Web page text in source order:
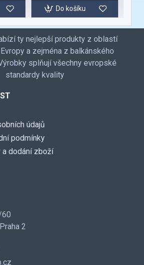
Do košíku
ty nejlepší produkty z oblastí
a zejména z balkánského
splňují všechny evropské
standardy kvality
údajů
podmínky
a dodání zboží
60
2